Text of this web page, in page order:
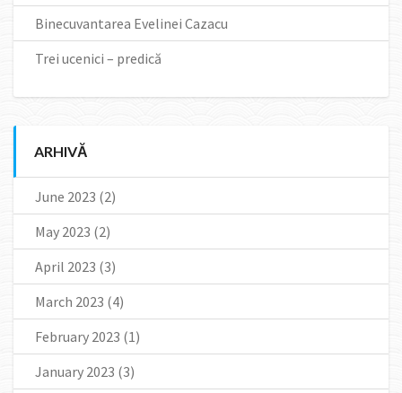
Binecuvantarea Evelinei Cazacu
Trei ucenici – predică
ARHIVĂ
June 2023 (2)
May 2023 (2)
April 2023 (3)
March 2023 (4)
February 2023 (1)
January 2023 (3)